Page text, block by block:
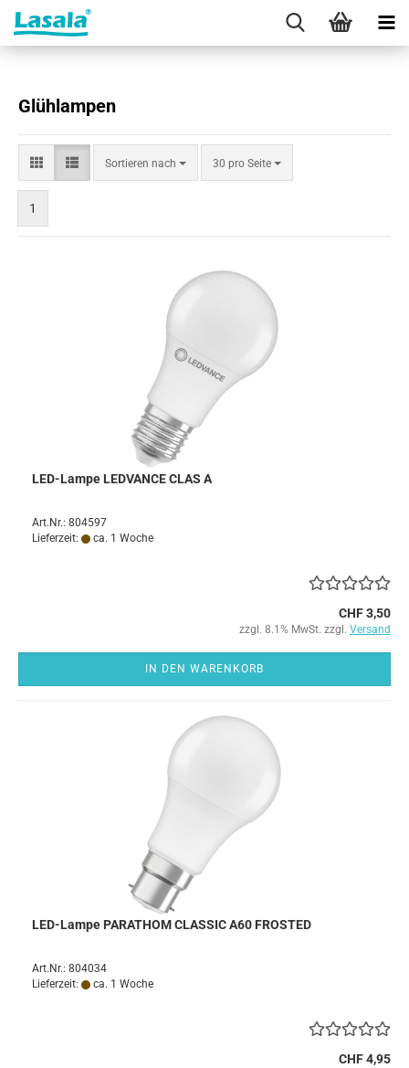
Glühlampen
Sortieren nach
Sortieren
nach
30 pro Seite
pro Seite
1
LED-Lampe LEDVANCE CLAS A
Art.Nr.: 804597
Lieferzeit:
ca. 1 Woche
CHF 3,50
zzgl. 8.1% MwSt. zzgl. Versand
IN DEN WARENKORB
LED-Lampe PARATHOM CLASSIC A60 FROSTED
Art.Nr.: 804034
Lieferzeit:
ca. 1 Woche
CHF 4,95